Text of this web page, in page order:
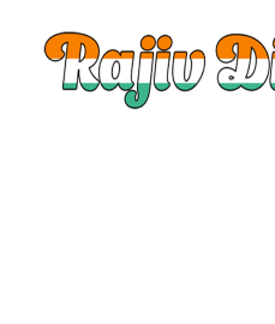
Dixit
Rajiv